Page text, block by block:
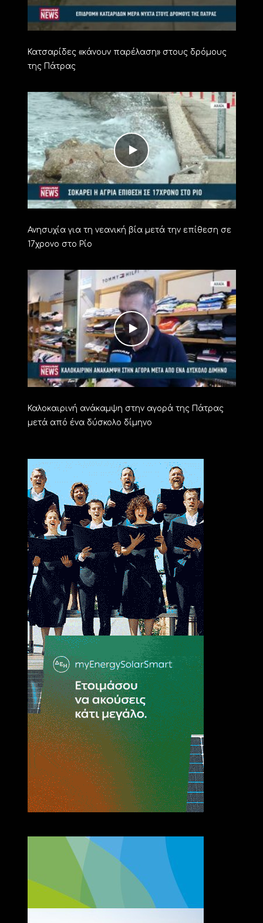
Κατσαρίδες «κάνουν παρέλαση» στους δρόμους
της Πάτρας
Ανησυχία για τη νεανική βία μετά την επίθεση σε
17χρονο στο Ρίο
Καλοκαιρινή ανάκαμψη στην αγορά της Πάτρας
μετά από ένα δύσκολο δίμηνο